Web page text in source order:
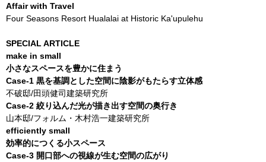
Affair with Travel
Four Seasons Resort Hualalai at Historic Ka'upulehu
SPECIAL ARTICLE
make in small
小さなスペースを豊かに住まう
Case-1 黒を基調とした空間に陰影がもたらす立体感
不破邸/田頭健司建築研究所
Case-2 絞り込んだ光が描き出す空間の奥行き
山本邸/フォルム・木村浩一建築研究所
efficiently small
効率的につくる小スペース
Case-3 開口部への視線が生む空間の広がり